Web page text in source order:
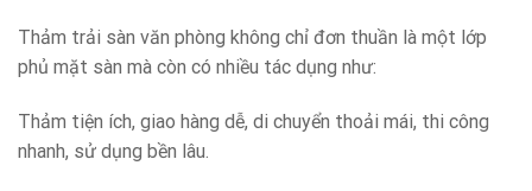
Thảm trải sàn văn phòng không chỉ đơn thuần là một lớp
phủ mặt sàn mà còn có nhiều tác dụng như:
Thảm tiện ích, giao hàng dễ, di chuyển thoải mái, thi công
nhanh, sử dụng bền lâu.